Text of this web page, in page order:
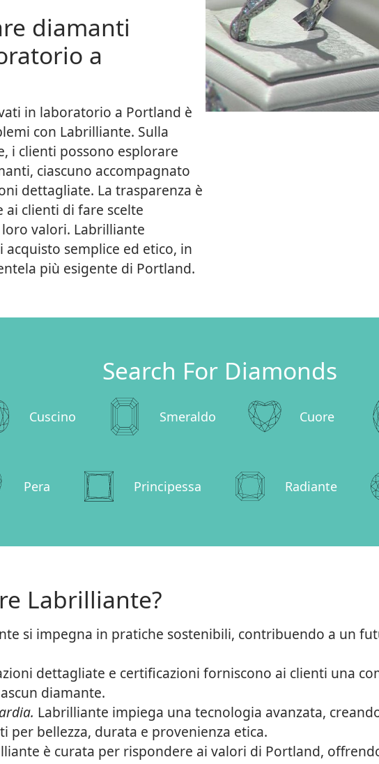
diamanti
a
in laboratorio a Portland è
con Labrilliante. Sulla
i clienti possono esplorare
ciascuno accompagnato
dettagliate. La trasparenza è
clienti di fare scelte
valori. Labrilliante
semplice ed etico, in
più esigente di Portland.
Search For Diamonds
Cuscino Smeraldo Cuore
Pera Principessa Radiante
Labrilliante?
si impegna in pratiche sostenibili, contribuendo a un
dettagliate e certificazioni forniscono ai clienti una
diamante.
Labrilliante impiega una tecnologia avanzata,
per bellezza, durata e provenienza etica.
è curata per rispondere ai valori di Portland,